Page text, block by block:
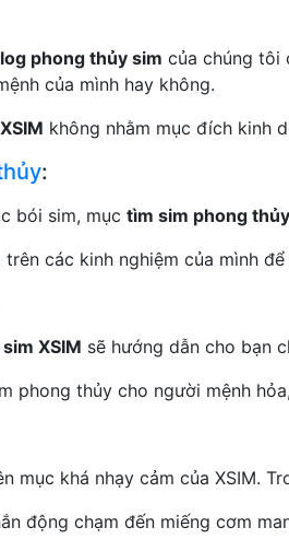
phong thủy sim của chúng tôi
của mình hay không.
không nhằm mục đích kinh
:
bói sim, mục tìm sim phong thủy
trên các kinh nghiệm của mình
XSIM sẽ hướng dẫn cho bạn
phong thủy cho người mệnh
mục khá nhạy cảm của XSIM.
động chạm đến miếng cơm